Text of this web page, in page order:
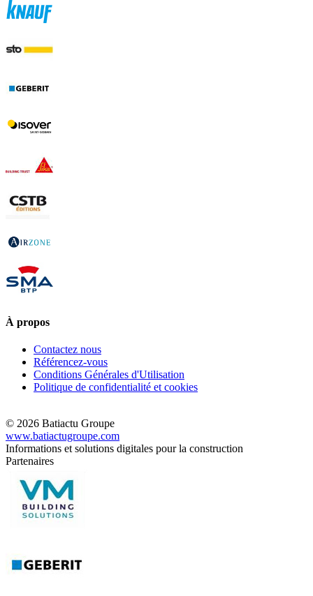
À propos
Contactez nous
Référencez-vous
Conditions Générales d'Utilisation
Politique de confidentialité et cookies
© 2026 Batiactu Groupe
www.batiactugroupe.com
Informations et solutions digitales pour la construction
Partenaires